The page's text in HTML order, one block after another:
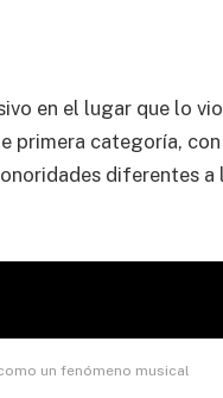
en el lugar que lo
primera categoría,
diferentes